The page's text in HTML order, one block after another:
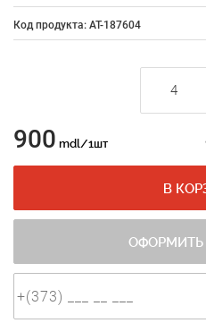
Код продукта: AT-187604
900 mdl/1шт
В
ОФОРМИТЬ